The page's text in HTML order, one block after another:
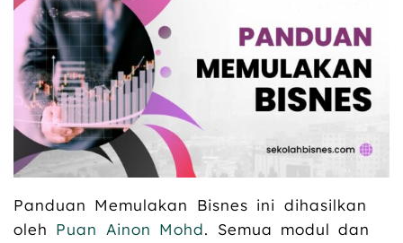
Panduan Memulakan Bisnes ini dihasilkan
oleh Puan Ainon Mohd. Semua modul dan